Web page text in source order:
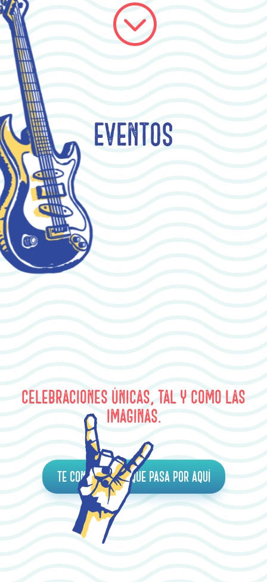
;
Eventos
Celebraciones únicas, tal y como las
imaginas.
Te contamos lo que pasa por aquí